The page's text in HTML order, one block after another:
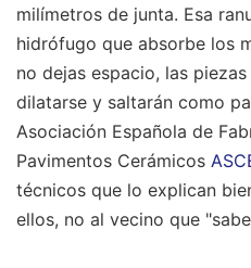
milímetros de junta. Esa
hidrófugo que absorbe los
no dejas espacio, las
dilatarse y saltarán como
Asociación Española de
Pavimentos Cerámicos
técnicos que lo explican
ellos, no al vecino que